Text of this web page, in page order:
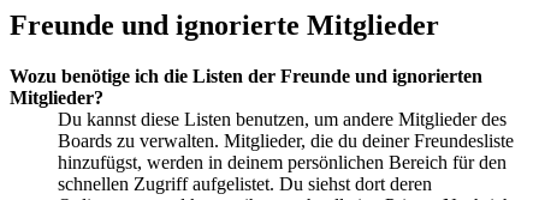
Freunde und ignorierte Mitglieder
Wozu benötige ich die Listen der Freunde und ignorierten
Mitglieder?
Du kannst diese Listen benutzen, um andere Mitglieder des
Boards zu verwalten. Mitglieder, die du deiner Freundesliste
hinzufügst, werden in deinem persönlichen Bereich für den
schnellen Zugriff aufgelistet. Du siehst dort deren